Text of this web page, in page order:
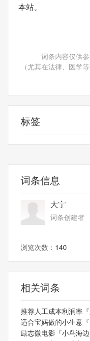
本站。
词条内容仅供
（尤其在法律、医学
标签
词条信息
大宁
词条创建者
浏览次数： 140
相关词条
推荐人工成本利润率
适合宝妈做的小生意
励志微电影『小鸟海